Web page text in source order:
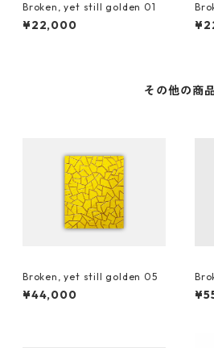
Broken, yet still golden 01
¥22,000
その他の商
Broken, yet still golden 05
¥44,000